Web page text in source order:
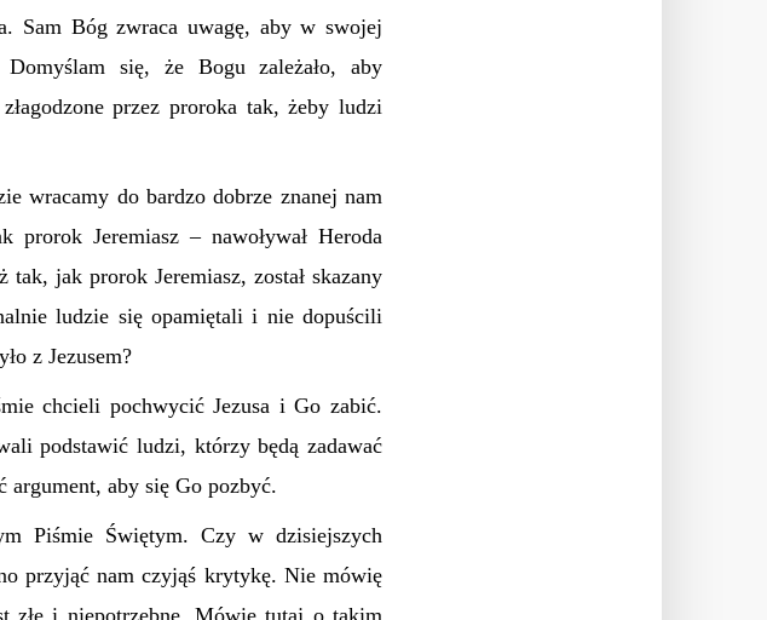
Sam Bóg zwraca uwagę, aby w swojej
się, że Bogu zależało, aby
przez proroka tak, żeby ludzi
wracamy do bardzo dobrze znanej nam
Jeremiasz – nawoływał Heroda
jak prorok Jeremiasz, został skazany
ludzie się opamiętali i nie dopuścili
z Jezusem?
chcieli pochwycić Jezusa i Go zabić.
podstawić ludzi, którzy będą zadawać
aby się Go pozbyć.
Piśmie Świętym. Czy w dzisiejszych
przyjąć nam czyjąś krytykę. Nie mówię
złe i niepotrzebne. Mówię tutaj o takim